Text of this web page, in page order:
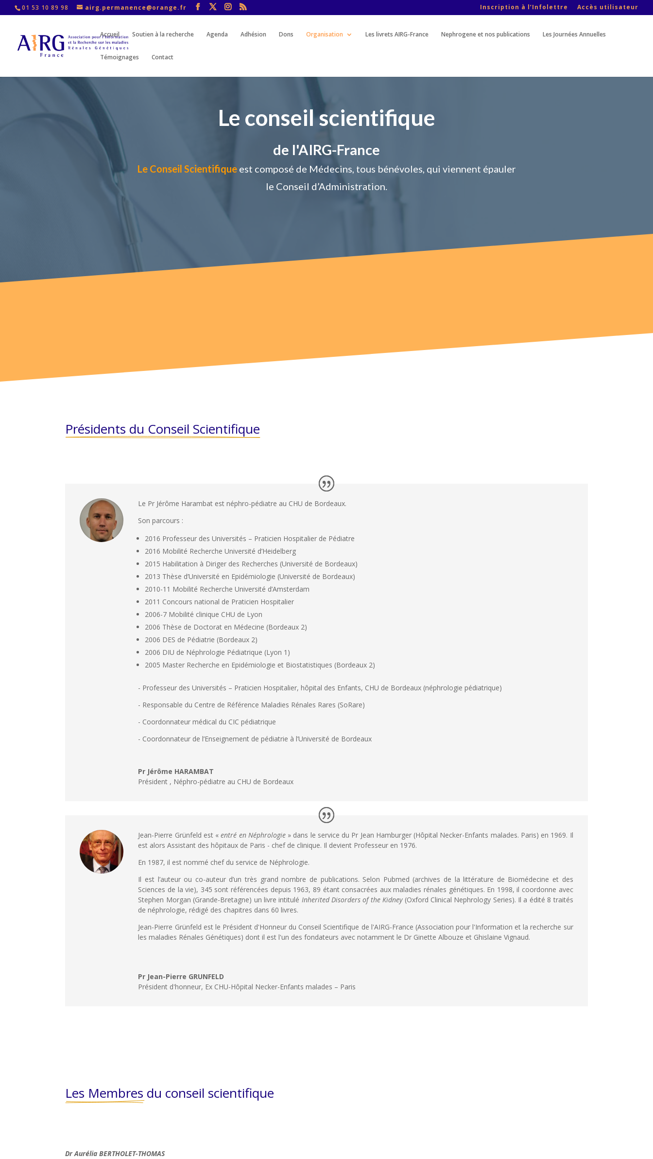
01 53 10 89 98 airg.permanence@orange.fr Inscription à l’Infolettre Accès utilisateur
Accueil Soutien à la recherche Agenda Adhésion Dons Organisation Les livrets AIRG-France Nephrogene et nos publications Les Journées Annuelles
Témoignages Contact
Le conseil scientifique
de l'AIRG-France
Le Conseil Scientifiqueest composé de Médecins, tous bénévoles, qui viennent épauler
le Conseil d’Administration.
Présidents du Conseil Scientifique
Le Pr Jérôme Harambat est néphro-pédiatre au CHU de Bordeaux.
Son parcours :
2016 Professeur des Universités – Praticien Hospitalier de Pédiatre
2016 Mobilité Recherche Université d’Heidelberg
2015 Habilitation à Diriger des Recherches (Université de Bordeaux)
2013 Thèse d’Université en Epidémiologie (Université de Bordeaux)
2010-11 Mobilité Recherche Université d’Amsterdam
2011 Concours national de Praticien Hospitalier
2006-7 Mobilité clinique CHU de Lyon
2006 Thèse de Doctorat en Médecine (Bordeaux 2)
2006 DES de Pédiatrie (Bordeaux 2)
2006 DIU de Néphrologie Pédiatrique (Lyon 1)
2005 Master Recherche en Epidémiologie et Biostatistiques (Bordeaux 2)
- Professeur des Universités – Praticien Hospitalier, hôpital des Enfants, CHU de Bordeaux (néphrologie pédiatrique)
- Responsable du Centre de Référence Maladies Rénales Rares (SoRare)
- Coordonnateur médical du CIC pédiatrique
- Coordonnateur de l’Enseignement de pédiatrie à l’Université de Bordeaux
Pr Jérôme HARAMBAT
Président , Néphro-pédiatre au CHU de Bordeaux
Jean-Pierre Grünfeld est «entré en Néphrologie » dans le service du Pr Jean Hamburger (Hôpital Necker-Enfants malades. Paris) en 1969. Il
est alors Assistant des hôpitaux de Paris - chef de clinique. Il devient Professeur en 1976.
En 1987, il est nommé chef du service de Néphrologie.
Il est l’auteur ou co-auteur d’un très grand nombre de publications. Selon Pubmed (archives de la littérature de Biomédecine et des
Sciences de la vie), 345 sont référencées depuis 1963, 89 étant consacrées aux maladies rénales génétiques. En 1998, il coordonne avec
Stephen Morgan (Grande-Bretagne) un livre intitulé Inherited Disorders of the Kidney(Oxford Clinical Nephrology Series). Il a édité 8 traités
de néphrologie, rédigé des chapitres dans 60 livres.
Jean-Pierre Grünfeld est le Président d'Honneur du Conseil Scientifique de l'AIRG-France (Association pour l'Information et la recherche sur
les maladies Rénales Génétiques) dont il est l'un des fondateurs avec notamment le Dr Ginette Albouze et Ghislaine Vignaud.
Pr Jean-Pierre GRUNFELD
Président d'honneur, Ex CHU-Hôpital Necker-Enfants malades – Paris
Les Membres du conseil scientifique
Dr Aurélia BERTHOLET-THOMAS